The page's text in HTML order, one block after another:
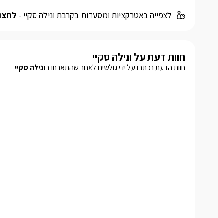
לצפייה באטרקציות ומסעדות בקרבת ונילה סקיי -
חוות דעת על ונילה סקיי
חוות הדעת נכתבו על ידי גולשינו לאחר שהתארחו בונילה סקיי